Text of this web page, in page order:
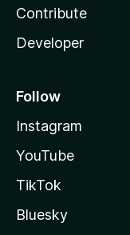
Contribute
Developer
Follow
Instagram
YouTube
TikTok
Bluesky